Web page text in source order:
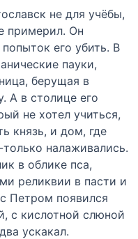
не для учёбы,
примерил. Он
его убить. В
пауки,
берущая в
А в столице его
не хотел учиться,
князь, и дом, где
налаживались.
в облике пса,
реликвии в пасти и
Петром появился
с кислотной слюной
ускакал.